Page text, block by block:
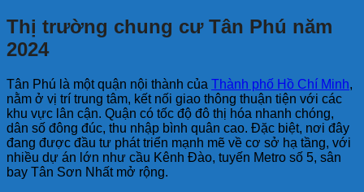
Thị trường chung cư Tân Phú năm
2024
Tân Phú là một quận nội thành của Thành phố Hồ Chí Minh,
nằm ở vị trí trung tâm, kết nối giao thông thuận tiện với các
khu vực lân cận. Quận có tốc độ đô thị hóa nhanh chóng,
dân số đông đúc, thu nhập bình quân cao. Đặc biệt, nơi đây
đang được đầu tư phát triển mạnh mẽ về cơ sở hạ tầng, với
nhiều dự án lớn như cầu Kênh Đào, tuyến Metro số 5, sân
bay Tân Sơn Nhất mở rộng.